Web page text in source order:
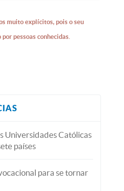
muito explícitos, pois o seu
pessoas conhecidas.
Universidades Católicas
países
para se tornar